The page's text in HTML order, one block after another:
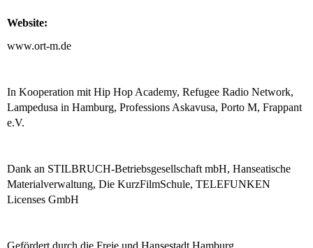
Website:
www.ort-m.de
In Kooperation mit Hip Hop Academy, Refugee Radio Network,
Lampedusa in Hamburg, Professions Askavusa, Porto M, Frappant
e.V.
Dank an STILBRUCH-Betriebsgesellschaft mbH, Hanseatische
Materialverwaltung, Die KurzFilmSchule, TELEFUNKEN
Licenses GmbH
Gefördert durch die Freie und Hansestadt Hamburg,